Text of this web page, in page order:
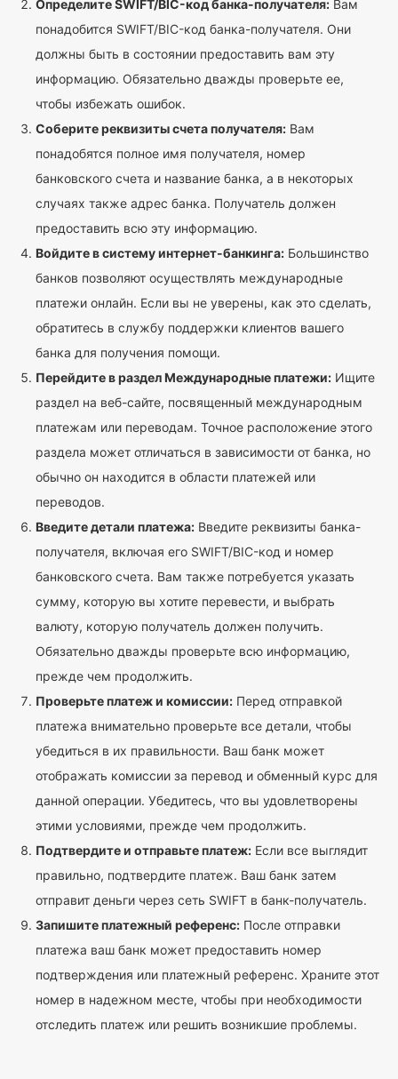
Определите SWIFT/BIC-код банка-получателя: Вам
понадобится SWIFT/BIC-код банка-получателя. Они
должны быть в состоянии предоставить вам эту
информацию. Обязательно дважды проверьте ее,
чтобы избежать ошибок.
Соберите реквизиты счета получателя: Вам
понадобятся полное имя получателя, номер
банковского счета и название банка, а в некоторых
случаях также адрес банка. Получатель должен
предоставить всю эту информацию.
Войдите в систему интернет-банкинга: Большинство
банков позволяют осуществлять международные
платежи онлайн. Если вы не уверены, как это сделать,
обратитесь в службу поддержки клиентов вашего
банка для получения помощи.
Перейдите в раздел Международные платежи: Ищите
раздел на веб-сайте, посвященный международным
платежам или переводам. Точное расположение этого
раздела может отличаться в зависимости от банка, но
обычно он находится в области платежей или
переводов.
Введите детали платежа: Введите реквизиты банка-
получателя, включая его SWIFT/BIC-код и номер
банковского счета. Вам также потребуется указать
сумму, которую вы хотите перевести, и выбрать
валюту, которую получатель должен получить.
Обязательно дважды проверьте всю информацию,
прежде чем продолжить.
Проверьте платеж и комиссии: Перед отправкой
платежа внимательно проверьте все детали, чтобы
убедиться в их правильности. Ваш банк может
отображать комиссии за перевод и обменный курс для
данной операции. Убедитесь, что вы удовлетворены
этими условиями, прежде чем продолжить.
Подтвердите и отправьте платеж: Если все выглядит
правильно, подтвердите платеж. Ваш банк затем
отправит деньги через сеть SWIFT в банк-получатель.
Запишите платежный референс: После отправки
платежа ваш банк может предоставить номер
подтверждения или платежный референс. Храните этот
номер в надежном месте, чтобы при необходимости
отследить платеж или решить возникшие проблемы.